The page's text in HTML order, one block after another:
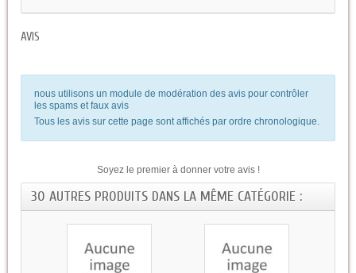
AVIS
nous utilisons un module de modération des avis pour contrôler
les spams et faux avis
Tous les avis sur cette page sont affichés par ordre chronologique.
Soyez le premier à donner votre avis !
30 AUTRES PRODUITS DANS LA MÊME CATÉGORIE :